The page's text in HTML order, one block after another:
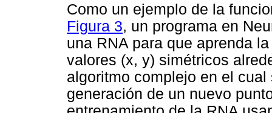
Como un ejemplo de la
Figura 3, un programa en
una RNA para que aprenda
valores (x, y) simétricos
algoritmo complejo en el
generación de un nuevo